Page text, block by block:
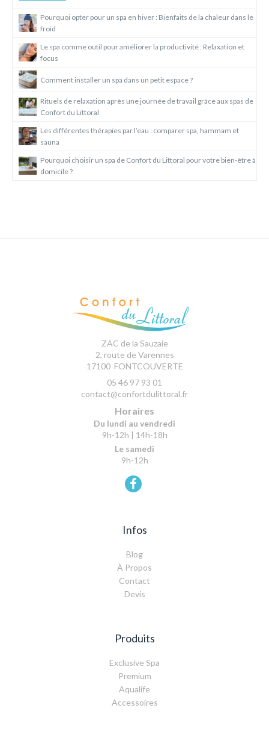
Pourquoi opter pour un spa en hiver : Bienfaits de la chaleur dans le
froid
Le spa comme outil pour améliorer la productivité : Relaxation et
focus
Comment installer un spa dans un petit espace ?
Rituels de relaxation après une journée de travail grâce aux spas de
Confort du Littoral
Les différentes thérapies par l’eau : comparer spa, hammam et
sauna
Pourquoi choisir un spa de Confort du Littoral pour votre bien-être à
domicile ?
ZAC de la Sauzaie
2, route de Varennes
17100 FONTCOUVERTE
05 46 97 93 01
contact@confortdulittoral.fr
Horaires
Du lundi au vendredi
9h-12h | 14h-18h
Le samedi
9h-12h
Infos
Blog
À Propos
Contact
Devis
Produits
Exclusive Spa
Premium
Aqualife
Accessoires